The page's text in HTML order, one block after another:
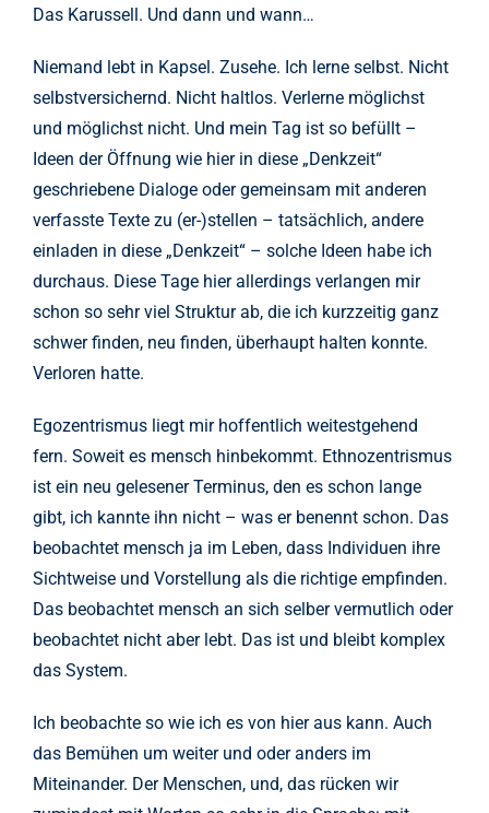
Das Karussell. Und dann und wann…
Niemand lebt in Kapsel. Zusehe. Ich lerne selbst. Nicht
selbstversichernd. Nicht haltlos. Verlerne möglichst
und möglichst nicht. Und mein Tag ist so befüllt –
Ideen der Öffnung wie hier in diese „Denkzeit“
geschriebene Dialoge oder gemeinsam mit anderen
verfasste Texte zu (er-)stellen – tatsächlich, andere
einladen in diese „Denkzeit“ – solche Ideen habe ich
durchaus. Diese Tage hier allerdings verlangen mir
schon so sehr viel Struktur ab, die ich kurzzeitig ganz
schwer finden, neu finden, überhaupt halten konnte.
Verloren hatte.
Egozentrismus liegt mir hoffentlich weitestgehend
fern. Soweit es mensch hinbekommt. Ethnozentrismus
ist ein neu gelesener Terminus, den es schon lange
gibt, ich kannte ihn nicht – was er benennt schon. Das
beobachtet mensch ja im Leben, dass Individuen ihre
Sichtweise und Vorstellung als die richtige empfinden.
Das beobachtet mensch an sich selber vermutlich oder
beobachtet nicht aber lebt. Das ist und bleibt komplex
das System.
Ich beobachte so wie ich es von hier aus kann. Auch
das Bemühen um weiter und oder anders im
Miteinander. Der Menschen, und, das rücken wir